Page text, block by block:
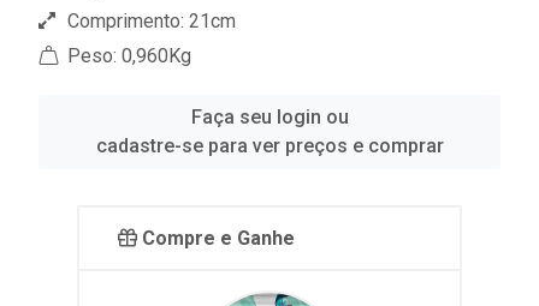
Comprimento: 21cm
Peso: 0,960Kg
Faça seu login ou
cadastre-se para ver preços e comprar
Compre e Ganhe